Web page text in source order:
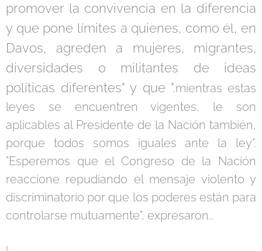
promover la convivencia en la diferencia
y que pone límites a quienes, como él, en
Davos, agreden a mujeres, migrantes,
diversidades o militantes de ideas
políticas diferentes" y que ".mientras estas
leyes se encuentren vigentes, le son
aplicables al Presidente de la Nación también,
porque todos somos iguales ante la ley".
"Esperemos que el Congreso de la Nación
reaccione repudiando el mensaje violento y
discriminatorio por que los poderes están para
controlarse mutuamente", expresaron..